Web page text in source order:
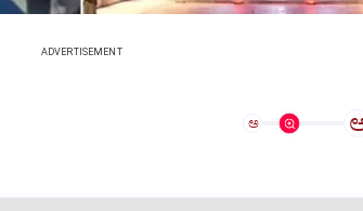
ADVERTISEMENT
ಅ